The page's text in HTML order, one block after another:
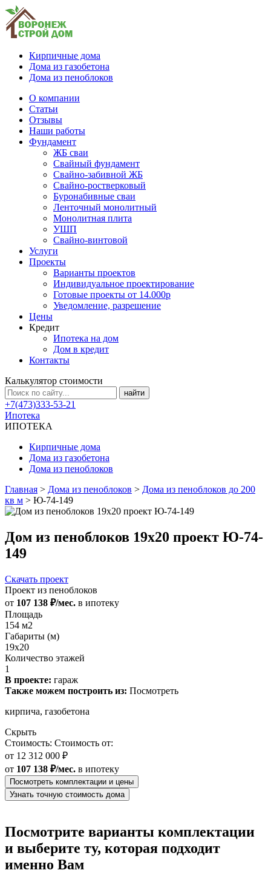
Кирпичные дома
Дома из газобетона
Дома из пеноблоков
О компании
Статьи
Отзывы
Наши работы
Фундамент
ЖБ сваи
Свайный фундамент
Свайно-забивной ЖБ
Свайно-ростверковый
Буронабивные сваи
Ленточный монолитный
Монолитная плита
УШП
Свайно-винтовой
Услуги
Проекты
Варианты проектов
Индивидуальное проектирование
Готовые проекты от 14.000р
Уведомление, разрешение
Цены
Кредит
Ипотека на дом
Дом в кредит
Контакты
Калькулятор стоимости
+7(473)333-53-21
Ипотека
ИПОТЕКА
Кирпичные дома
Дома из газобетона
Дома из пеноблоков
Главная > Дома из пеноблоков > Дома из пеноблоков до 200
кв м > Ю-74-149
Дом из пеноблоков 19х20 проект Ю-74-
149
Скачать проект
Проект из пеноблоков
от 107 138 ₽/мес. в ипотеку
Площадь
154 м2
Габариты (м)
19x20
Количество этажей
1
В проекте: гараж
Также можем построить из: Посмотреть
кирпича, газобетона
Скрыть
Стоимость: Стоимость от:
от 12 312 000 ₽
от 107 138 ₽/мес. в ипотеку
Посмотреть комплектации и цены
Узнать точную стоимость дома
Посмотрите варианты комплектации
и выберите ту, которая подходит
именно Вам